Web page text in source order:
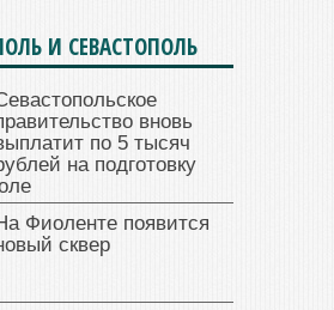
И СЕВАСТОПОЛЬ
вновь
по 5 тысяч
на подготовку
Фиоленте появится
сквер